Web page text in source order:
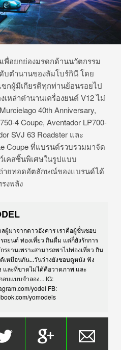
พื่อยกย่องมรดกด้านนวัตกรรม
บตำนานของลัมโบร์กินี โดย
กผู้มีเกียรติทุกท่านย้อนรอยไป
เหล่าตำนานเครื่องยนต์ V12 ไม่
40th Anniversary,
4 Coupe, Aventador LP700-
SVJ 63 Roadster และ
Coupe ที่แบรนด์รวบรวมมาจัด
เคสชิ้นพิเศษในรูปแบบ
ถ่ายทอดอัตลักษณ์ของแบรนด์ได้
งพลัง
ลผู้มาจากดาวอังคาร เราคือผู้ชื่นชอบ
รถยนต์ ท่องเที่ยว กินดื่ม แต่ก็ยังรักการ
รยานเพราะสามารถพาไปท่องเที่ยว กิน
เหมือนกัน...วันว่างยังชอบดูหนัง ฟัง
และที่ขาดไม่ได้คือวาดภาพ และ
อบแบบจำลอง... IG:
yodel FB:
yomodels